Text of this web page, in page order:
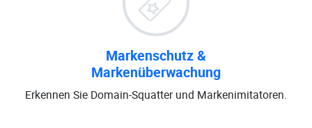
Markenschutz &
Markenüberwachung
Erkennen Sie Domain-Squatter und Markenimitatoren.